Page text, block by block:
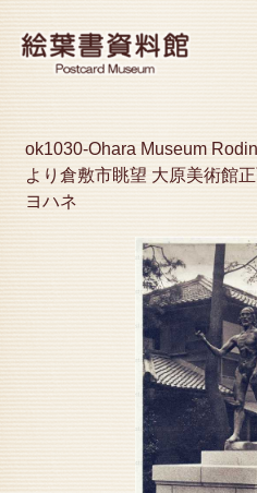
ok1030-Ohara Museum
より倉敷市眺望 大原美術館
ヨハネ